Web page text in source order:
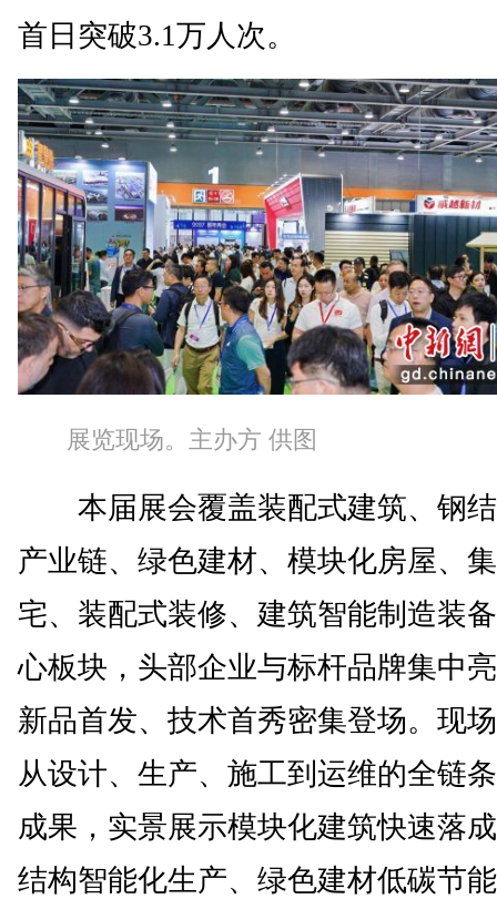
首日突破3.1万人次。
展览现场。主办方 供图
本届展会覆盖装配式建筑、钢
产业链、绿色建材、模块化房屋、
宅、装配式装修、建筑智能制造装
心板块，头部企业与标杆品牌集中
新品首发、技术首秀密集登场。现
从设计、生产、施工到运维的全链
成果，实景展示模块化建筑快速落
结构智能化生产、绿色建材低碳节